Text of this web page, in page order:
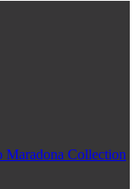
Collection